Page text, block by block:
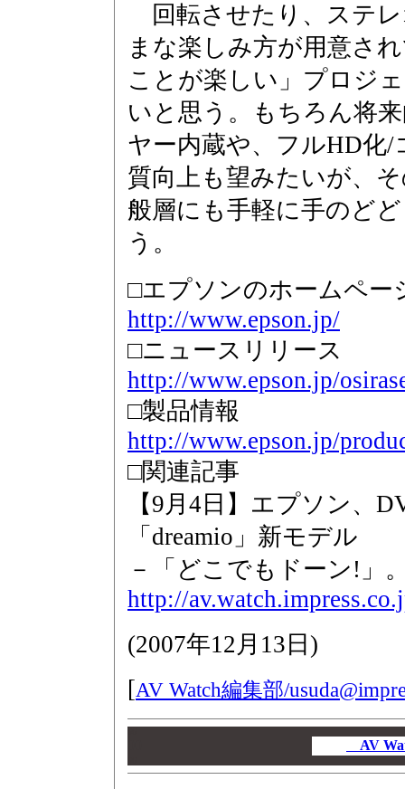
回転させたり、ステ
まな楽しみ方が用意さ
ことが楽しい」プロジ
いと思う。もちろん将
ヤー内蔵や、フルHD化
質向上も望みたいが、
般層にも手軽に手のど
う。
□エプソンのホームペー
http://www.epson.jp/
□ニュースリリース
http://www.epson.jp/
□製品情報
http://www.epson.jp/
□関連記事
【9月4日】エプソン、
「dreamio」新モデル
－「どこでもドーン!」
http://
(2007年12月13日 )
[AV Watch編集部/
AV